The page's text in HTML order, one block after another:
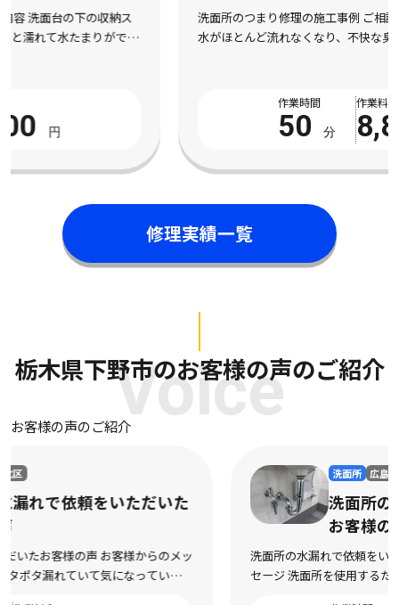
洗面所のつまり修理の施工事例 ご相談内容 洗面台の排水口から
水がほとんど流れなくなり、不快な臭いも上がってくるようにな
円
修理実績一覧
Voice
栃木県下野市のお客様の声のご紹介
お客様の声のご紹介
洗面所の水漏れで依頼をいただいた
洗面所の水漏れで依頼をいただいたお客様の声 お客様からのメッ
セージ 洗面所を使用するたびに水漏れしてしまい、不安になって